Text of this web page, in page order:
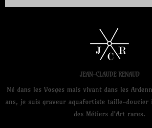
JEAN-CLAUDE RENAUD
Né dans les Vosges mais vivant dans les
ans, je suis graveur aquafortiste taille-
des Métiers d'Art rares.